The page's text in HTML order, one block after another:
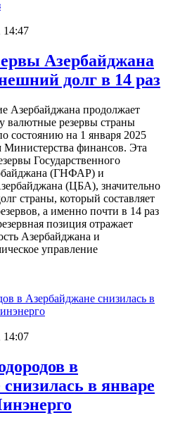
14:47
Азербайджана
долг в 14 раз
Азербайджана продолжает
валютные резервы страны
состоянию на 1 января 2025
Министерства финансов. Эта
Государственного
(ГНФАР) и
(ЦБА), значительно
страны, который составляет
а именно почти в 14 раз
позиция отражает
Азербайджана и
управление
14:07
в
в январе